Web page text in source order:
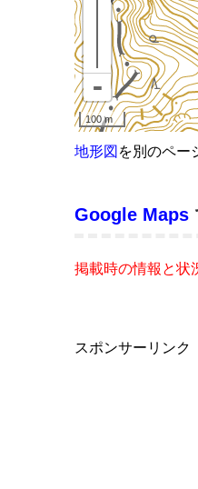
地形図 を別のペー
Google Maps
掲載時の情報と状
スポンサーリンク